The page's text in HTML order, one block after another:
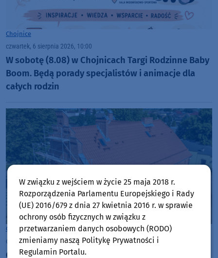
Chojnice
czwartek, 6 sierpnia 2026, 10:00
W sobotę (8.08) w Chojnicach Targi Rodzinne Baby
Boom. Będą porady specjalistów i animacje dla
całych rodzin
Gmina Brusy
czwartek, 6 sierpnia 2026, 09:01
Gmina Brusy remontuje budynek dawnej
W związku z wejściem w życie 25 maja 2018 r.
Rozporządzenia Parlamentu Europejskiego i Rady
(UE) 2016/679 z dnia 27 kwietnia 2016 r. w sprawie
ochrony osób fizycznych w związku z
przetwarzaniem danych osobowych (RODO)
zmieniamy naszą Politykę Prywatności i
Regulamin Portalu.